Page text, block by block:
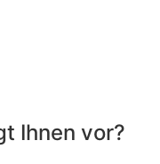
Ihnen vor?